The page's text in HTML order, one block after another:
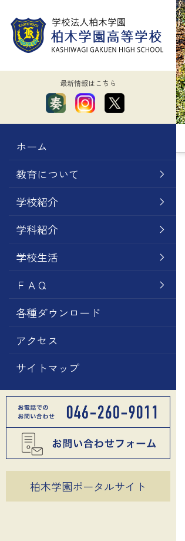
最新情報はこちら
ホーム
教育について
学校紹介
学科紹介
学校生活
ＦＡＱ
各種ダウンロード
アクセス
サイトマップ
柏木学園ポータルサイト